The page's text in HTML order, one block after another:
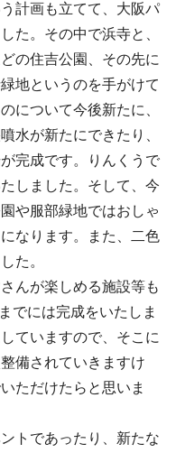
計画も立てて、大阪パ
た。その中で浜寺と、
の住吉公園、その先に
地というのを手がけて
について今後新たに、
水が新たにできたり、
完成です。りんくうで
しました。そして、今
や服部緑地ではおしゃ
なります。また、二色
た。
んが楽しめる施設等も
でには完成をいたしま
ていますので、そこに
備されていきますけ
ただけたらと思いま
トであったり、新たな